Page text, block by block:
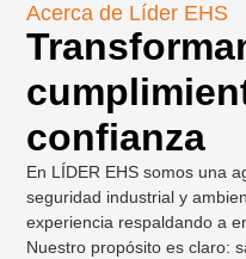
Acerca de Líder EHS
confianza
En LÍDER EHS somos una
seguridad industrial y
experiencia respaldando a
Nuestro propósito es claro: